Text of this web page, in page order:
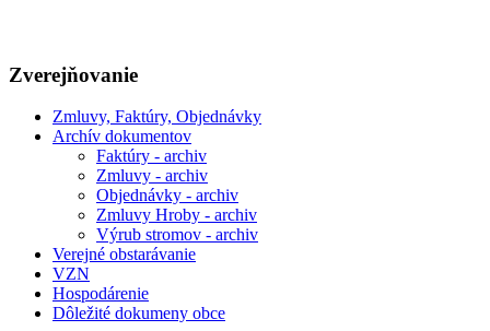
Zverejňovanie
Zmluvy, Faktúry, Objednávky
Archív dokumentov
Faktúry - archiv
Zmluvy - archiv
Objednávky - archiv
Zmluvy Hroby - archiv
Výrub stromov - archiv
Verejné obstarávanie
VZN
Hospodárenie
Dôležité dokumeny obce